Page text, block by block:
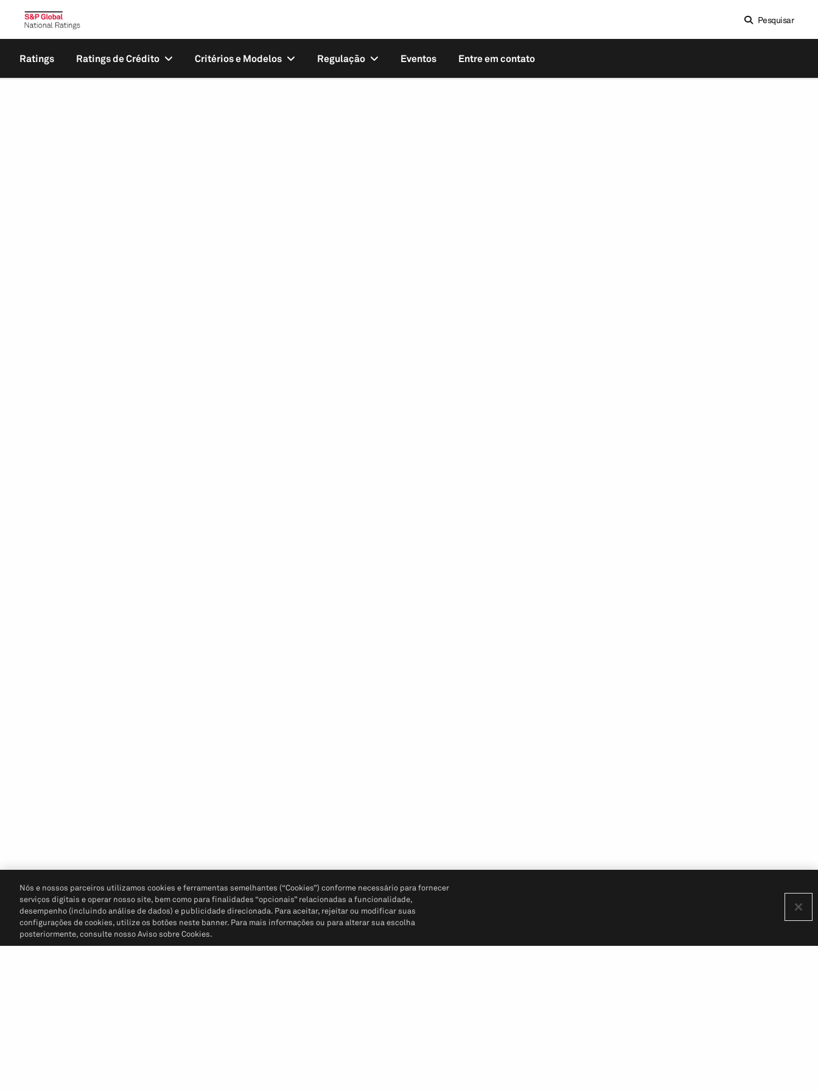
Pesquisar
Ratings Ratings de Crédito Critérios e Modelos Regulação Eventos Entre em contato
Nós e nossos parceiros utilizamos cookies e ferramentas semelhantes (“Cookies”) conforme necessário para fornecer
serviços digitais e operar nosso site, bem como para finalidades “opcionais” relacionadas a funcionalidade,
desempenho (incluindo análise de dados) e publicidade direcionada. Para aceitar, rejeitar ou modificar suas
configurações de cookies, utilize os botões neste banner. Para mais informações ou para alterar sua escolha
posteriormente, consulte nosso Aviso sobre Cookies.